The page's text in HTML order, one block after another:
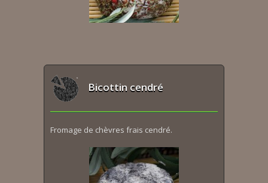
Bicottin cendré
Fromage de chèvres frais cendré.